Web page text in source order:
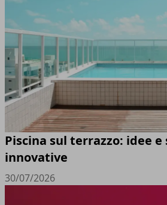
Piscina sul terrazzo: idee e
innovative
30/07/2026